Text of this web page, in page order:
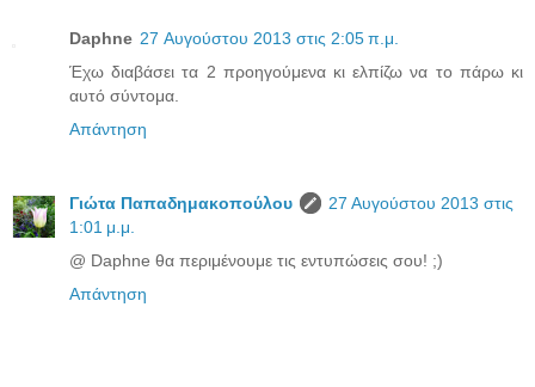
Daphne 27 Αυγούστου 2013 στις 2:05 π.μ.
Έχω διαβάσει τα 2 προηγούμενα κι ελπίζω να το πάρω κι
αυτό σύντομα.
Απάντηση
Γιώτα Παπαδημακοπούλου
27 Αυγούστου 2013 στις
1:01 μ.μ.
@ Daphne θα περιμένουμε τις εντυπώσεις σου! ;)
Απάντηση